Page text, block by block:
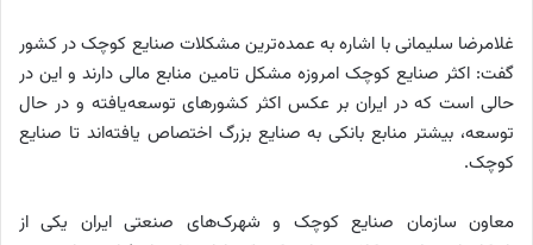
غلامرضا سلیمانی با اشاره به عمده‌ترین مشکلات صنایع کوچک در کشور
گفت: اکثر صنایع کوچک امروزه مشکل تامین منابع مالی دارند و این در
حالی است که در ایران بر عکس اکثر کشورهای توسعه‌یافته و در حال
توسعه، بیشتر منابع بانکی به صنایع بزرگ اختصاص یافته‌اند تا صنایع
کوچک.
معاون سازمان صنایع کوچک و شهرک‌های صنعتی ایران یکی از